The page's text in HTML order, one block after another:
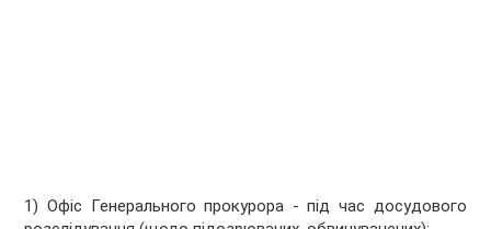
1) Офіс Генерального прокурора - під час досудового